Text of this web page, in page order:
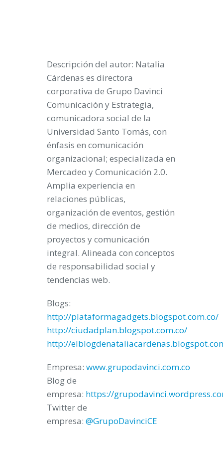
Descripción del autor: Natalia
Cárdenas es directora
corporativa de Grupo Davinci
Comunicación y Estrategia,
comunicadora social de la
Universidad Santo Tomás, con
énfasis en comunicación
organizacional; especializada en
Mercadeo y Comunicación 2.0.
Amplia experiencia en
relaciones públicas,
organización de eventos, gestión
de medios, dirección de
proyectos y comunicación
integral. Alineada con conceptos
de responsabilidad social y
tendencias web.
Blogs:
http://plataformagadgets.blogspot.com.co/
http://ciudadplan.blogspot.com.co/
http://
Empresa: www.grupodavinci.com.co
Blog de
empresa: https://
Twitter de
empresa: @GrupoDavinciCE